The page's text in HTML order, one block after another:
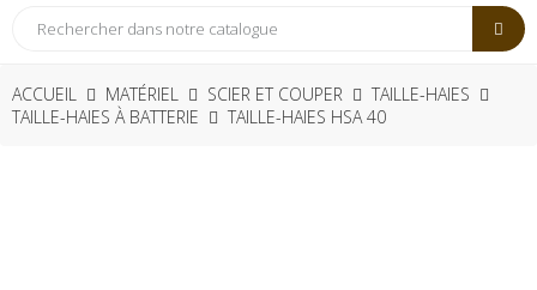
ACCUEIL MATÉRIEL SCIER ET COUPER
TAILLE-HAIES
TAILLE-HAIES À BATTERIE
TAILLE-HAIES HSA 40